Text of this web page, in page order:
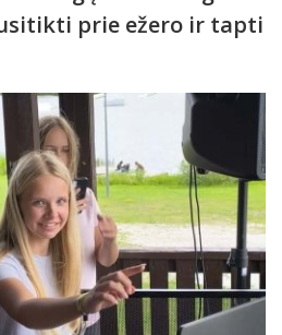
prie ežero ir tapti